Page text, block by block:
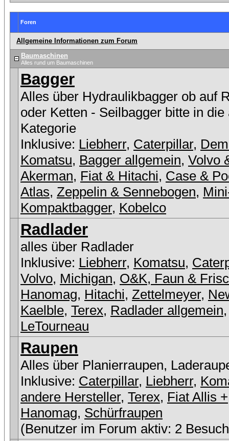
Foren
Allgemeine Informationen zum Forum
Baumaschinen
Alles rund um Baumaschinen
Bagger
Alles über Hydraulikbagger ob auf
oder Ketten - Seilbagger bitte in die
Kategorie
Inklusive: Liebherr, Caterpillar,
Komatsu, Bagger allgemein, Volvo
Akerman, Fiat & Hitachi, Case &
Atlas, Zeppelin & Sennebogen,
Kompaktbagger, Kobelco
Radlader
alles über Radlader
Inklusive: Liebherr, Komatsu,
Volvo, Michigan, O&K, Faun &
Hanomag, Hitachi, Zettelmeyer,
Kaelble, Terex, Radlader allgemein,
LeTourneau
Raupen
Alles über Planierraupen,
Inklusive: Caterpillar, Liebherr,
andere Hersteller, Terex, Fiat Allis +
Hanomag, Schürfraupen
(Benutzer im Forum aktiv: 2